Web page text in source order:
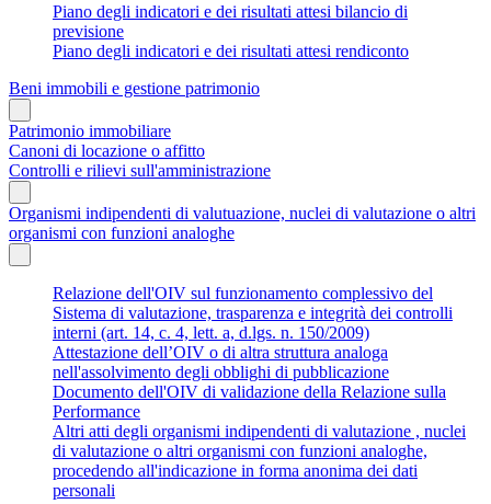
Piano degli indicatori e dei risultati attesi bilancio di
previsione
Piano degli indicatori e dei risultati attesi rendiconto
Beni immobili e gestione patrimonio
Patrimonio immobiliare
Canoni di locazione o affitto
Controlli e rilievi sull'amministrazione
Organismi indipendenti di valutuazione, nuclei di valutazione o altri
organismi con funzioni analoghe
Relazione dell'OIV sul funzionamento complessivo del
Sistema di valutazione, trasparenza e integrità dei controlli
interni (art. 14, c. 4, lett. a, d.lgs. n. 150/2009)
Attestazione dell’OIV o di altra struttura analoga
nell'assolvimento degli obblighi di pubblicazione
Documento dell'OIV di validazione della Relazione sulla
Performance
Altri atti degli organismi indipendenti di valutazione , nuclei
di valutazione o altri organismi con funzioni analoghe,
procedendo all'indicazione in forma anonima dei dati
personali